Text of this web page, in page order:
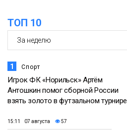
ТОП 10
1 Спорт
Игрок ФК «Норильск» Артём
Антошкин помог сборной России
взять золото в футзальном турнире
15:11 07 августа 57